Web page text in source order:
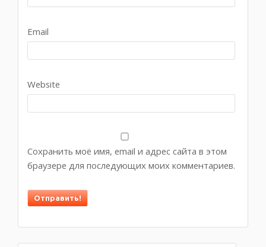
Email
Website
Сохранить моё имя, email и адрес сайта в этом
браузере для последующих моих комментариев.